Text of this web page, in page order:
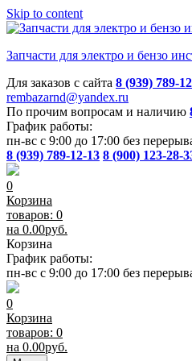
Skip to content
Запчасти для электро и бензо
Для заказов с сайта 8 (939) 789-
rembazarnd@yandex.ru
По прочим вопросам и наличию
График работы:
пн-вс с 9:00 до 17:00 без
8 (939) 789-12-13 8 (900) 123-28-
0
Корзина
товаров: 0
на 0.00руб.
Корзина
График работы:
пн-вс с 9:00 до 17:00 без
0
Корзина
товаров: 0
на 0.00руб.